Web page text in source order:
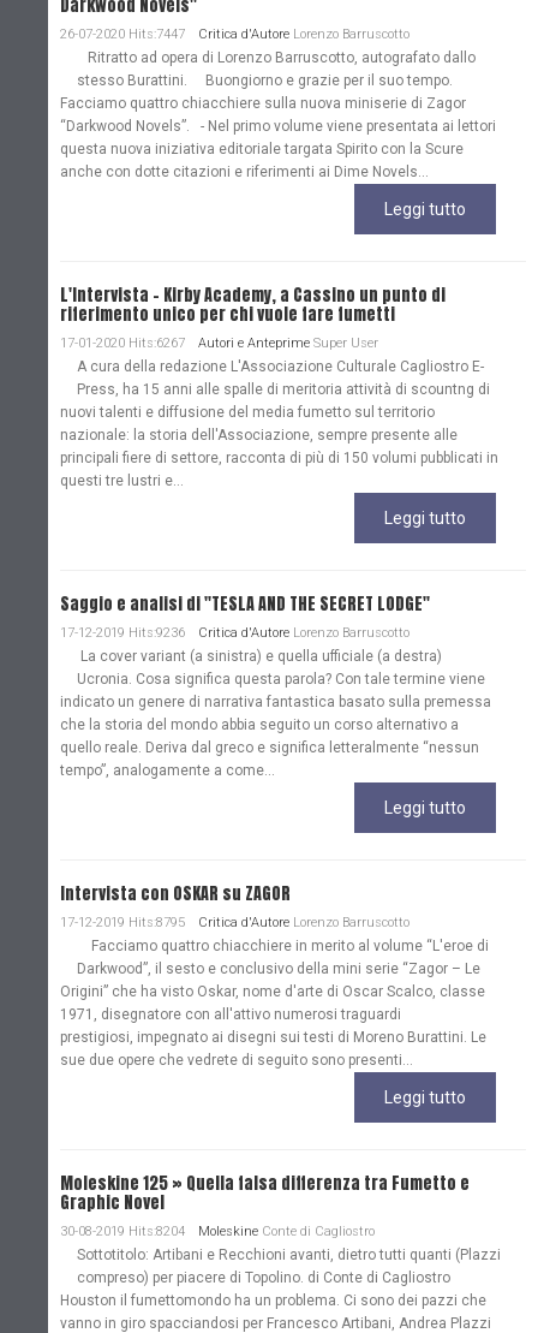
Darkwood Novels"
26-07-2020 Hits:7447 Critica d'Autore Lorenzo Barruscotto
Ritratto ad opera di Lorenzo Barruscotto, autografato dallo
stesso Burattini. Buongiorno e grazie per il suo tempo.
Facciamo quattro chiacchiere sulla nuova miniserie di Zagor
“Darkwood Novels”. - Nel primo volume viene presentata ai lettori
questa nuova iniziativa editoriale targata Spirito con la Scure
anche con dotte citazioni e riferimenti ai Dime Novels...
Leggi tutto
L'Intervista - Kirby Academy, a Cassino un punto di
riferimento unico per chi vuole fare fumetti
17-01-2020 Hits:6267 Autori e Anteprime Super User
A cura della redazione L'Associazione Culturale Cagliostro E-
Press, ha 15 anni alle spalle di meritoria attività di scountng di
nuovi talenti e diffusione del media fumetto sul territorio
nazionale: la storia dell'Associazione, sempre presente alle
principali fiere di settore, racconta di più di 150 volumi pubblicati in
questi tre lustri e...
Leggi tutto
Saggio e analisi di "TESLA AND THE SECRET LODGE"
17-12-2019 Hits:9236 Critica d'Autore Lorenzo Barruscotto
La cover variant (a sinistra) e quella ufficiale (a destra)
Ucronia. Cosa significa questa parola? Con tale termine viene
indicato un genere di narrativa fantastica basato sulla premessa
che la storia del mondo abbia seguito un corso alternativo a
quello reale. Deriva dal greco e significa letteralmente “nessun
tempo”, analogamente a come...
Leggi tutto
Intervista con OSKAR su ZAGOR
17-12-2019 Hits:8795 Critica d'Autore Lorenzo Barruscotto
Facciamo quattro chiacchiere in merito al volume “L'eroe di
Darkwood”, il sesto e conclusivo della mini serie “Zagor – Le
Origini” che ha visto Oskar, nome d'arte di Oscar Scalco, classe
1971, disegnatore con all'attivo numerosi traguardi
prestigiosi, impegnato ai disegni sui testi di Moreno Burattini. Le
sue due opere che vedrete di seguito sono presenti...
Leggi tutto
Moleskine 125 » Quella falsa differenza tra Fumetto e
Graphic Novel
30-08-2019 Hits:8204 Moleskine Conte di Cagliostro
Sottotitolo: Artibani e Recchioni avanti, dietro tutti quanti (Plazzi
compreso) per piacere di Topolino. di Conte di Cagliostro
Houston il fumettomondo ha un problema. Ci sono dei pazzi che
vanno in giro spacciandosi per Francesco Artibani, Andrea Plazzi